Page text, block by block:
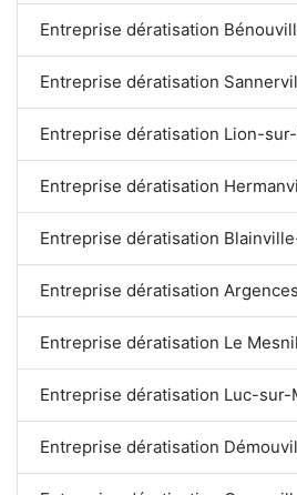
Entreprise dératisation
Entreprise dératisation
Entreprise dératisation Lion-
Entreprise dératisation
Entreprise dératisation
Entreprise dératisation
Entreprise dératisation Le
Entreprise dératisation Luc-sur-
Entreprise dératisation